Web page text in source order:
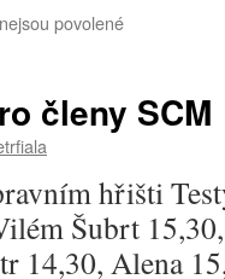
povolenéu
Kalendáře
členy SCM
hřišti
Šubrt
14,30, Alena